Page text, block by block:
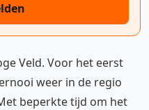
Veld. Voor het eerst
weer in de regio
beperkte tijd om het